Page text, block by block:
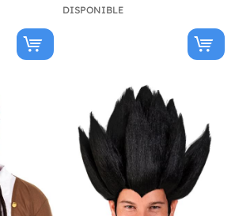
DISPONIBLE